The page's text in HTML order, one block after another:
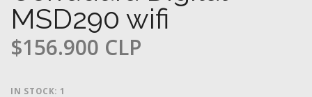
MSD290 wifi
$156.900 CLP
IN STOCK: 1